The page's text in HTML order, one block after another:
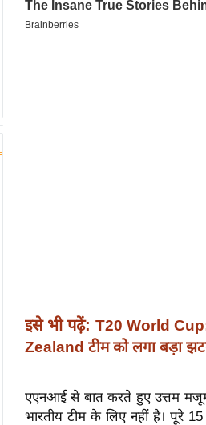
इसे भी पढ़ें: T20 World
Zealand टीम को लगा बड़ा
एएनआई से बात करते हुए उत्तम
भारतीय टीम के लिए नहीं है। पूरे